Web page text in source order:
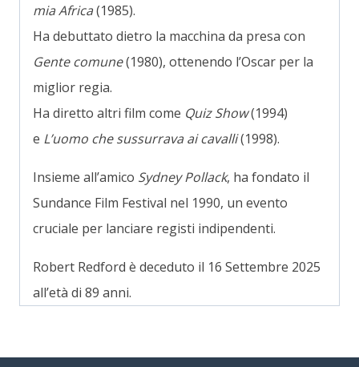
mia Africa(1985).
Ha debuttato dietro la macchina da presa con
Gente comune(1980), ottenendo l’Oscar per la
miglior regia.
Ha diretto altri film come Quiz Show(1994)
e L’uomo che sussurrava ai cavalli(1998).
Insieme all’amico Sydney Pollack, ha fondato il
Sundance Film Festival nel 1990, un evento
cruciale per lanciare registi indipendenti.
Robert Redford è deceduto il 16 Settembre 2025
all’età di 89 anni.